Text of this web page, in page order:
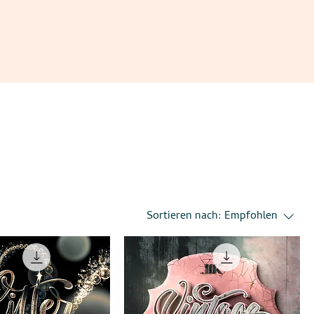
Sortieren nach: Empfohlen